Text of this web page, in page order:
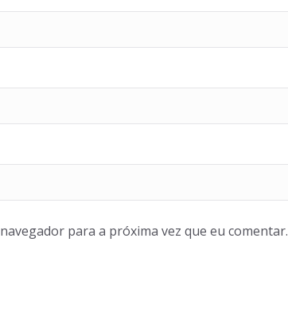
para a próxima vez que eu comentar.